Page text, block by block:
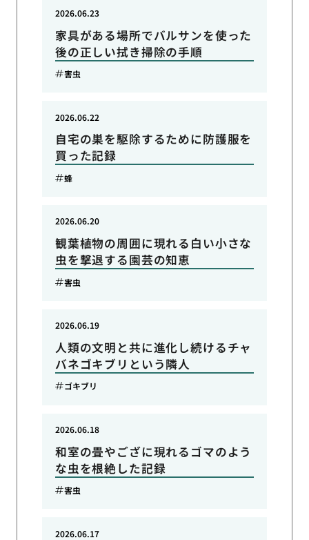
家具がある場所でバルサンを使った
後の正しい拭き掃除の手順
2026.06.23
害虫
自宅の巣を駆除するために防護服を
買った記録
2026.06.22
蜂
観葉植物の周囲に現れる白い小さな
虫を撃退する園芸の知恵
2026.06.20
害虫
人類の文明と共に進化し続けるチャ
バネゴキブリという隣人
2026.06.19
ゴキブリ
和室の畳やござに現れるゴマのよう
な虫を根絶した記録
2026.06.18
害虫
2026.06.17